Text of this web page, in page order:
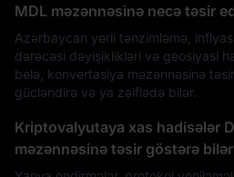
MDL məzənnəsinə necə təsir
Azərbaycan yerli tənzimləmə,
dərəcəsi dəyişiklikləri və geosiyasi
belə, konvertasiya məzənnəsinə
gücləndirə və ya zəiflədə bilər.
Kriptovalyutaya xas hadisələr
məzənnəsinə təsir göstərə